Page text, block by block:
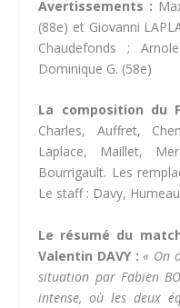
Avertissements :
(88e) et Giovanni
Chaudefonds ;
Dominique G. (58e)
La composition du
Charles, Auffret,
Laplace, Maillet,
Bourrigault. Les
Le staff : Davy,
Le résumé du
Valentin DAVY : « On
situation par Fabien
intense, où les deux